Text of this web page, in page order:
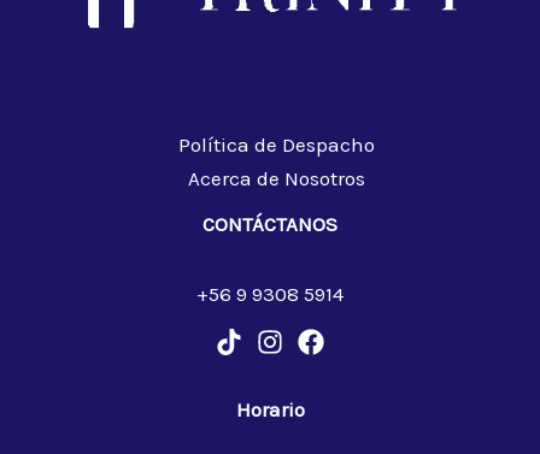
Política de Despacho
Acerca de Nosotros
CONTÁCTANOS
+56 9 9308 5914
Horario